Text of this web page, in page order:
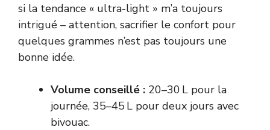
si la tendance « ultra-light » m’a toujours
intrigué – attention, sacrifier le confort pour
quelques grammes n’est pas toujours une
bonne idée.
Volume conseillé : 20–30 L pour la
journée, 35–45 L pour deux jours avec
bivouac.